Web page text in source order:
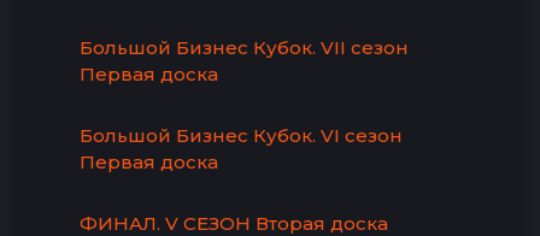
Большой Бизнес Кубок. VII сезон
Первая доска
Большой Бизнес Кубок. VI сезон
Первая доска
ФИНАЛ. V СЕЗОН Вторая доска